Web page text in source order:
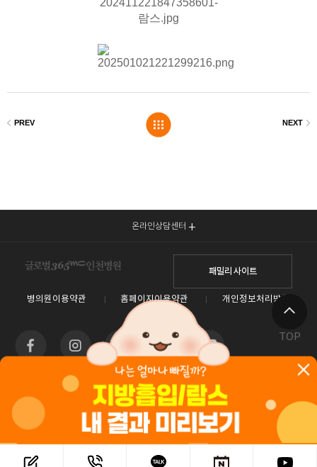
TOP
온라인상담센터
패밀리 사이트
병의원이용약관 홈페이지이용약관 개인정보처리방침
인천광역시 남동구 예술로 138(구월동) 이토타워 4층 글로벌365mc병원
대표전화 1577-3653
사업자등록번호 : 550-26-00960 / 안재현
홈페이지관리 (주)365mc / 서울특별시 서초구 서초대로52길 7, 3~4층(서초동, 제일빌딩) /
120-87-04354 / 김남철